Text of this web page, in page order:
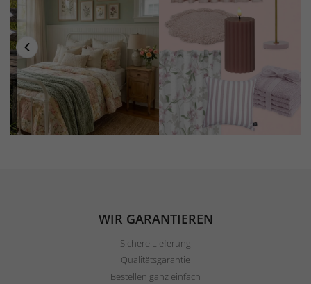
WIR GARANTIEREN
Sichere Lieferung
Qualitätsgarantie
Bestellen ganz einfach